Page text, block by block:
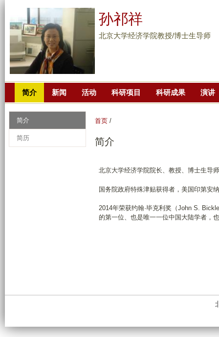
到
主
要
孙祁祥
北京大学经济学院教授/博士生导师
简介 新闻 活动 科研项目 科研成果 演讲
首页 /
简介
北京大学经济学院院长、教授、博士生导
国务院政府特殊津贴获得者，美国印第安
2014年荣获约翰·毕克利奖（John S.
的第一位、也是唯一一位中国大陆学者，
简介
简历